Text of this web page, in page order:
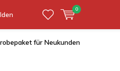
0
für Neukunden